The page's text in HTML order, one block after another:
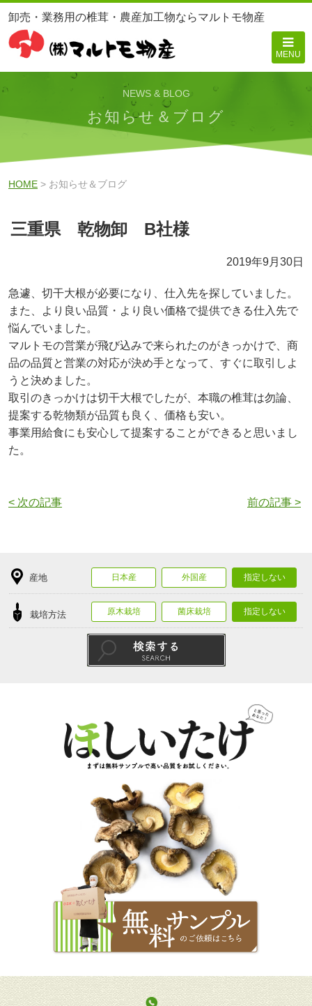
卸売・業務用の椎茸・農産加工物ならマルトモ物産
MENU
NEWS & BLOG
お知らせ＆ブログ
HOME > お知らせ＆ブログ
三重県 乾物卸 B社様
2019年9月30日
急遽、切干大根が必要になり、仕入先を探していました。
また、より良い品質・より良い価格で提供できる仕入先で
悩んでいました。
マルトモの営業が飛び込みで来られたのがきっかけで、商
品の品質と営業の対応が決め手となって、すぐに取引しよ
うと決めました。
取引のきっかけは切干大根でしたが、本職の椎茸は勿論、
提案する乾物類が品質も良く、価格も安い。
事業用給食にも安心して提案することができると思いまし
た。
< 次の記事 前の記事 >
産地 日本産 外国産 指定しない
栽培方法 原木栽培 菌床栽培 指定しない